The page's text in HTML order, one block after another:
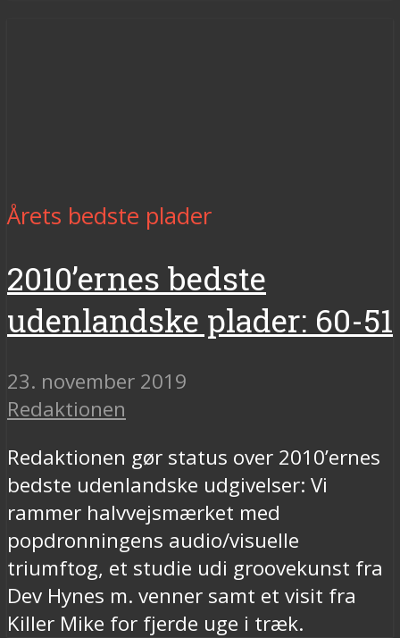
Årets bedste plader
2010’ernes bedste
udenlandske plader: 60-51
23. november 2019
Redaktionen
Redaktionen gør status over 2010’ernes
bedste udenlandske udgivelser: Vi
rammer halvvejsmærket med
popdronningens audio/visuelle
triumftog, et studie udi groovekunst fra
Dev Hynes m. venner samt et visit fra
Killer Mike for fjerde uge i træk.